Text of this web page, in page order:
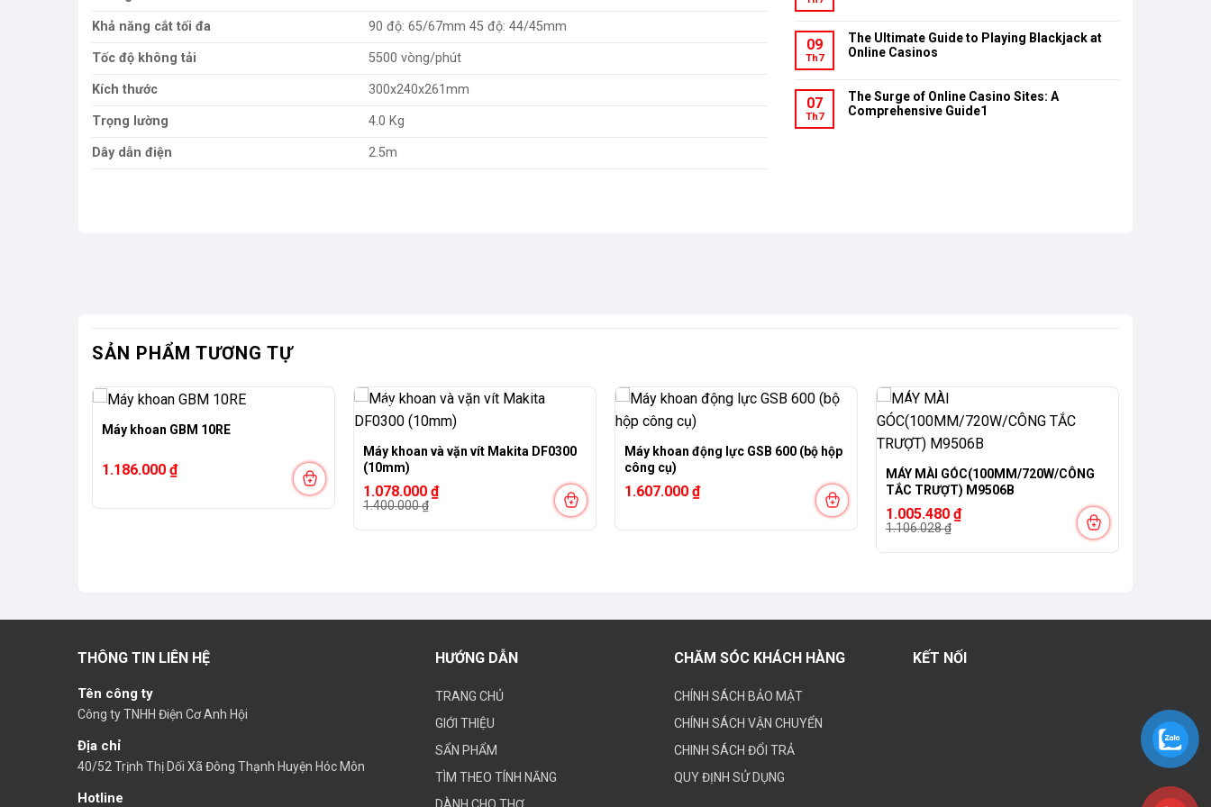
Khả năng cắt tối đa 90 độ: 65/67mm 45 độ: 44/45mm
Tốc độ không tải 5500 vòng/phút
Kích thước 300x240x261mm
Trọng lường 4.0 Kg
Dây dẫn điện 2.5m
09
Th7
The Ultimate Guide to Playing Blackjack at
Online Casinos
07
Th7
The Surge of Online Casino Sites: A
Comprehensive Guide1
SẢN PHẨM TƯƠNG TỰ
Máy khoan GBM 10RE
1.186.000 ₫
-23%
Máy khoan và vặn vít Makita DF0300
(10mm)
1.400.000₫
Giá
gốc
1.078.000 ₫
Giá
hiện
Máy khoan động lực GSB 600 (bộ hộp
công cụ)
1.607.000 ₫
-9%
MÁY MÀI GÓC(100MM/720W/CÔNG
TẮC TRƯỢT) M9506B
1.106.028₫
Giá
gốc
1.005.480 ₫
Giá
hiện
THÔNG TIN LIÊN HỆ
Tên công ty
Công ty TNHH Điện Cơ Anh Hội
Địa chỉ
40/52 Trịnh Thị Dối Xã Đông Thạnh Huyện Hóc Môn
Hotline
HƯỚNG DẪN
TRANG CHỦ
GIỚI THIỆU
SẨN PHẨM
TÌM THEO TÍNH NĂNG
CHĂM SÓC KHÁCH HÀNG
CHÍNH SÁCH BẢO MẬT
CHÍNH SÁCH VẬN CHUYỂN
CHINH SÁCH ĐỔI TRẢ
QUY ĐỊNH SỬ DỤNG
KẾT NỐI